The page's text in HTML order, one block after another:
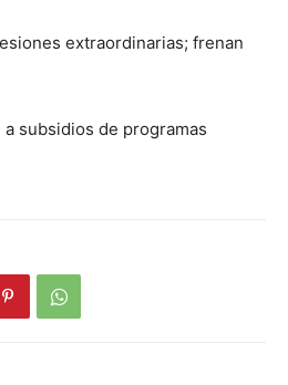
extraordinarias; frenan
subsidios de programas